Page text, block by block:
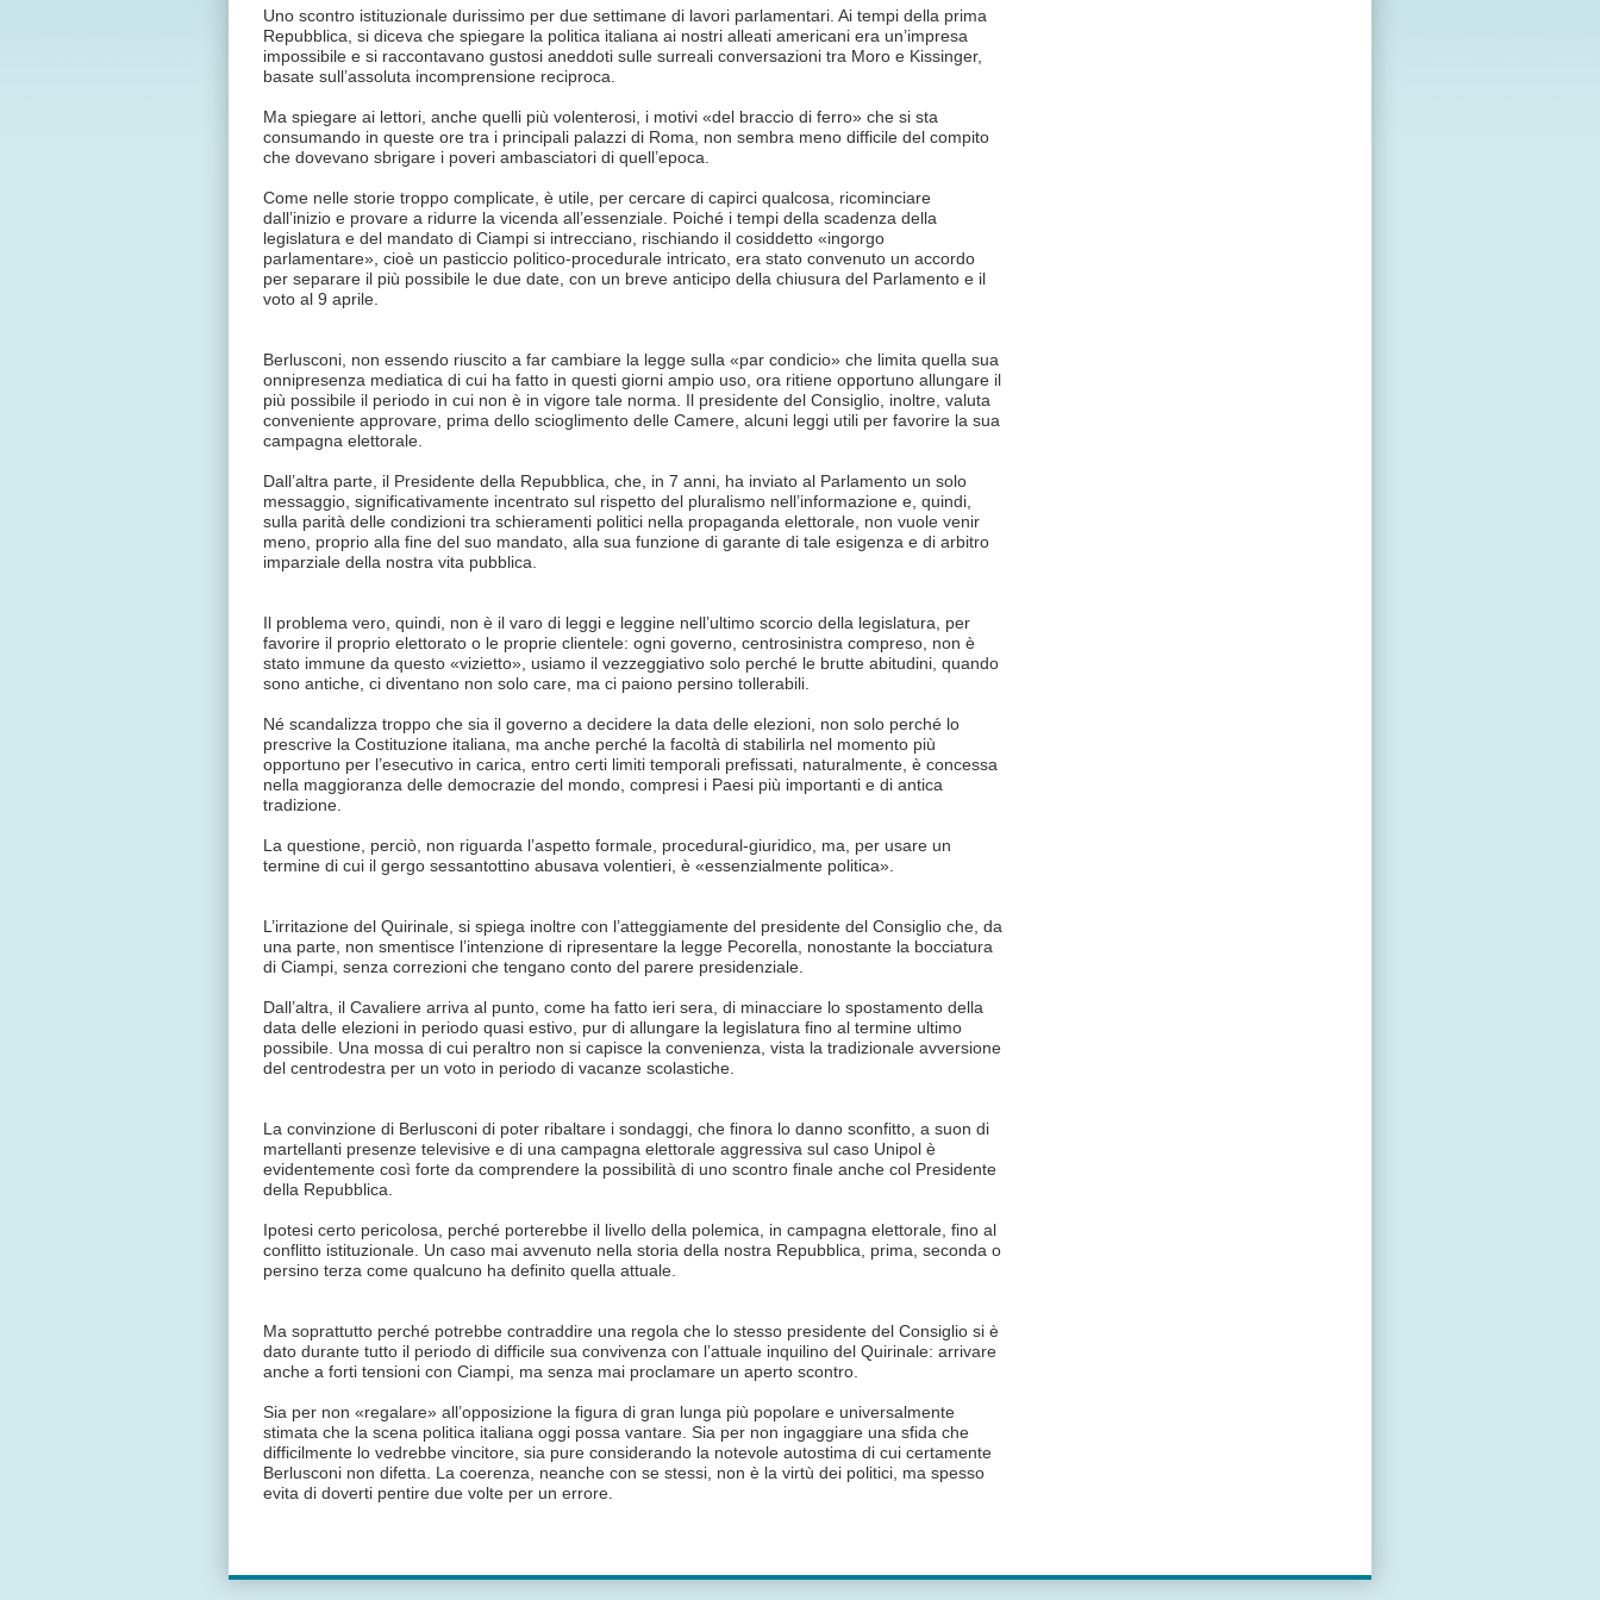
Uno scontro istituzionale durissimo per due settimane di lavori parlamentari. Ai tempi della prima
Repubblica, si diceva che spiegare la politica italiana ai nostri alleati americani era un’impresa
impossibile e si raccontavano gustosi aneddoti sulle surreali conversazioni tra Moro e Kissinger,
basate sull’assoluta incomprensione reciproca.
Ma spiegare ai lettori, anche quelli più volenterosi, i motivi «del braccio di ferro» che si sta
consumando in queste ore tra i principali palazzi di Roma, non sembra meno difficile del compito
che dovevano sbrigare i poveri ambasciatori di quell’epoca.
Come nelle storie troppo complicate, è utile, per cercare di capirci qualcosa, ricominciare
dall’inizio e provare a ridurre la vicenda all’essenziale. Poiché i tempi della scadenza della
legislatura e del mandato di Ciampi si intrecciano, rischiando il cosiddetto «ingorgo
parlamentare», cioè un pasticcio politico-procedurale intricato, era stato convenuto un accordo
per separare il più possibile le due date, con un breve anticipo della chiusura del Parlamento e il
voto al 9 aprile.
Berlusconi, non essendo riuscito a far cambiare la legge sulla «par condicio» che limita quella sua
onnipresenza mediatica di cui ha fatto in questi giorni ampio uso, ora ritiene opportuno allungare il
più possibile il periodo in cui non è in vigore tale norma. Il presidente del Consiglio, inoltre, valuta
conveniente approvare, prima dello scioglimento delle Camere, alcuni leggi utili per favorire la sua
campagna elettorale.
Dall’altra parte, il Presidente della Repubblica, che, in 7 anni, ha inviato al Parlamento un solo
messaggio, significativamente incentrato sul rispetto del pluralismo nell’informazione e, quindi,
sulla parità delle condizioni tra schieramenti politici nella propaganda elettorale, non vuole venir
meno, proprio alla fine del suo mandato, alla sua funzione di garante di tale esigenza e di arbitro
imparziale della nostra vita pubblica.
Il problema vero, quindi, non è il varo di leggi e leggine nell’ultimo scorcio della legislatura, per
favorire il proprio elettorato o le proprie clientele: ogni governo, centrosinistra compreso, non è
stato immune da questo «vizietto», usiamo il vezzeggiativo solo perché le brutte abitudini, quando
sono antiche, ci diventano non solo care, ma ci paiono persino tollerabili.
Né scandalizza troppo che sia il governo a decidere la data delle elezioni, non solo perché lo
prescrive la Costituzione italiana, ma anche perché la facoltà di stabilirla nel momento più
opportuno per l’esecutivo in carica, entro certi limiti temporali prefissati, naturalmente, è concessa
nella maggioranza delle democrazie del mondo, compresi i Paesi più importanti e di antica
tradizione.
La questione, perciò, non riguarda l’aspetto formale, procedural-giuridico, ma, per usare un
termine di cui il gergo sessantottino abusava volentieri, è «essenzialmente politica».
L’irritazione del Quirinale, si spiega inoltre con l’atteggiamente del presidente del Consiglio che, da
una parte, non smentisce l’intenzione di ripresentare la legge Pecorella, nonostante la bocciatura
di Ciampi, senza correzioni che tengano conto del parere presidenziale.
Dall’altra, il Cavaliere arriva al punto, come ha fatto ieri sera, di minacciare lo spostamento della
data delle elezioni in periodo quasi estivo, pur di allungare la legislatura fino al termine ultimo
possibile. Una mossa di cui peraltro non si capisce la convenienza, vista la tradizionale avversione
del centrodestra per un voto in periodo di vacanze scolastiche.
La convinzione di Berlusconi di poter ribaltare i sondaggi, che finora lo danno sconfitto, a suon di
martellanti presenze televisive e di una campagna elettorale aggressiva sul caso Unipol è
evidentemente così forte da comprendere la possibilità di uno scontro finale anche col Presidente
della Repubblica.
Ipotesi certo pericolosa, perché porterebbe il livello della polemica, in campagna elettorale, fino al
conflitto istituzionale. Un caso mai avvenuto nella storia della nostra Repubblica, prima, seconda o
persino terza come qualcuno ha definito quella attuale.
Ma soprattutto perché potrebbe contraddire una regola che lo stesso presidente del Consiglio si è
dato durante tutto il periodo di difficile sua convivenza con l’attuale inquilino del Quirinale: arrivare
anche a forti tensioni con Ciampi, ma senza mai proclamare un aperto scontro.
Sia per non «regalare» all’opposizione la figura di gran lunga più popolare e universalmente
stimata che la scena politica italiana oggi possa vantare. Sia per non ingaggiare una sfida che
difficilmente lo vedrebbe vincitore, sia pure considerando la notevole autostima di cui certamente
Berlusconi non difetta. La coerenza, neanche con se stessi, non è la virtù dei politici, ma spesso
evita di doverti pentire due volte per un errore.